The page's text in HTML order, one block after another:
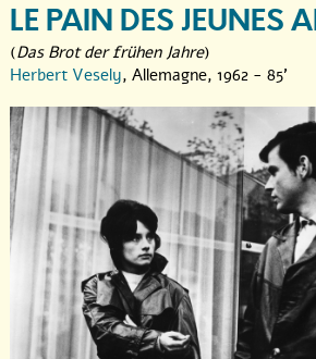
LE PAIN DES JEUNES
(Das Brot der frühen Jahre)
Herbert Vesely, Allemagne, 1962 - 85'